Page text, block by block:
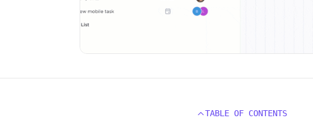
TABLE OF CONTENTS